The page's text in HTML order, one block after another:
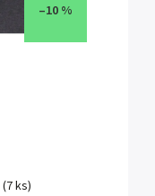
–10 %
(7 ks)